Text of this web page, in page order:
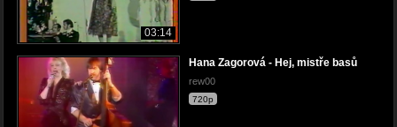
03:14
Hana Zagorová - Hej, mistře basů
rew00
720p